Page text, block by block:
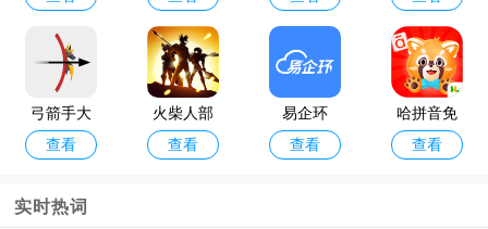
弓箭手大
作战最新
查看
火柴人部
落内购版
查看
易企环
查看
哈拼音免
费版
查看
实时热词